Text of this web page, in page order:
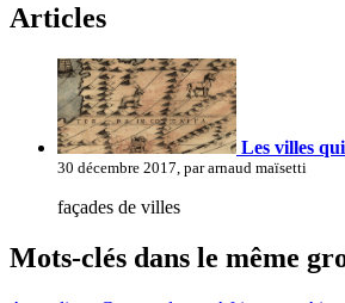
Articles
Les villes
30 décembre 2017, par arnaud maïsetti
façades de villes
Mots-clés dans le même